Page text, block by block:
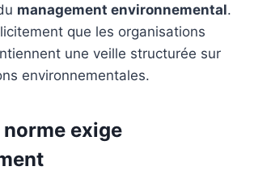
management environnemental.
que les organisations
une veille structurée sur
environnementales.
norme exige